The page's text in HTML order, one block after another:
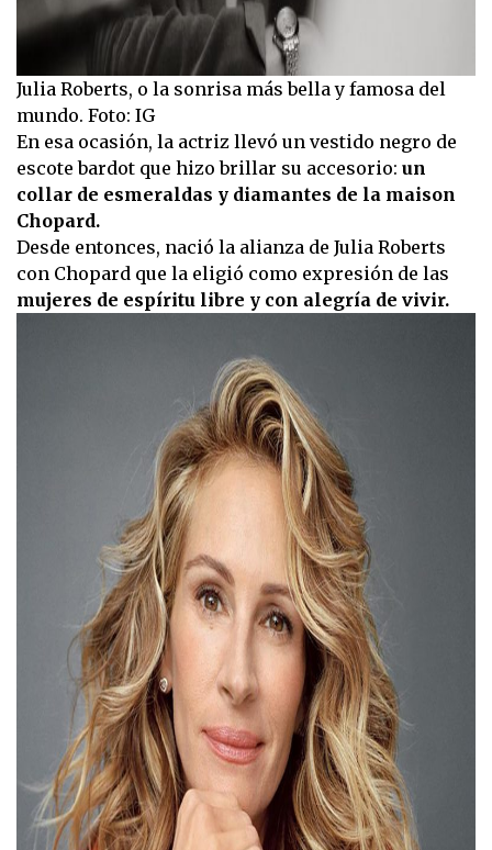
Julia Roberts, o la sonrisa más bella y famosa del
mundo. Foto: IG
En esa ocasión, la actriz llevó un vestido negro de
escote bardot que hizo brillar su accesorio: un
collar de esmeraldas y diamantes de la maison
Chopard.
Desde entonces, nació la alianza de Julia Roberts
con Chopard que la eligió como expresión de las
mujeres de espíritu libre y con alegría de vivir.